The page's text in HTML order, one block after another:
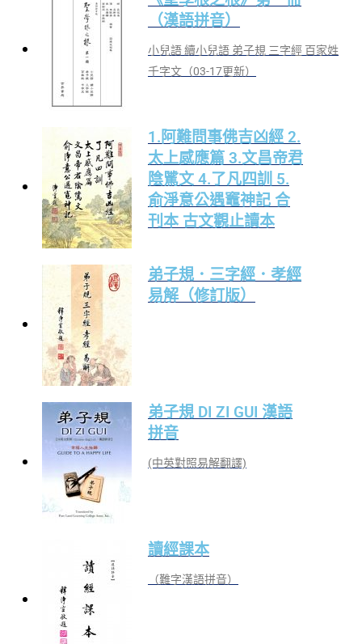
（漢語拼音）
小兒語 續小兒語 弟子規 三字經 百家姓
千字文（03-17更新）
1.阿難問事佛吉凶經 2.
太上感應篇 3.文昌帝君
陰騭文 4.了凡四訓 5.
俞淨意公遇竈神記 合
刊本 古文觀止讀本
弟子規．三字經．孝經
易解（修訂版）
弟子規 DI ZI GUI 漢語
拼音
(中英對照易解翻譯)
讀經課本
（難字漢語拼音）